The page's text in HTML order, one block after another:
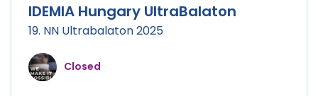
IDEMIA Hungary UltraBalaton
19. NN Ultrabalaton 2025
Closed